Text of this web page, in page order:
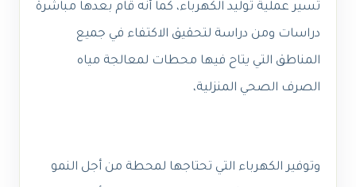
تسير عملية توليد الكهرباء، كما أنه قام بعدها مباشرة
دراسات ومن دراسة لتحقيق الاكتفاء في جميع
المناطق التي يتاح فيها محطات لمعالجة مياه
الصرف الصحي المنزلية،
وتوفير الكهرباء التي تحتاجها لمحطة من أجل النمو